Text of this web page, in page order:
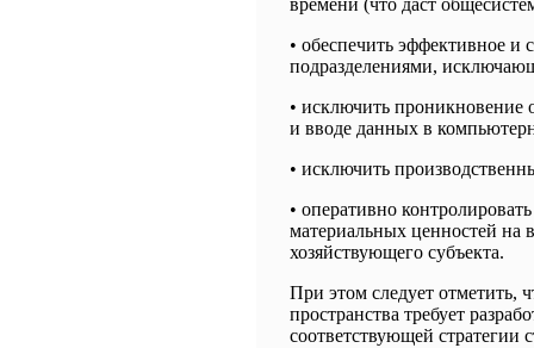
времени (что даст
• обеспечить эффективное и
подразделениями,
• исключить
и вводе данных в
• исключить
• оперативно
материальных ценностей на
хозяйствующего субъекта.
При этом следует отметить,
пространства требует
соответствующей стратегии